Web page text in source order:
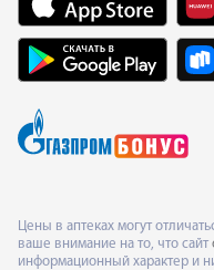
Цены в аптеках могут
ваше внимание на то, что сайт
информационный характер и